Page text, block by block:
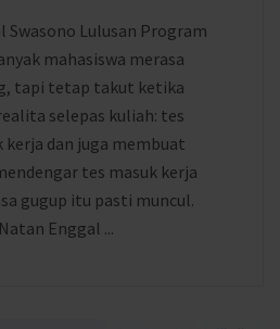
Swasono Lulusan Program
mahasiswa merasa
tapi tetap takut ketika
selepas kuliah: tes
kerja dan juga membuat
tes masuk kerja
gugup itu pasti muncul.
Enggal ...